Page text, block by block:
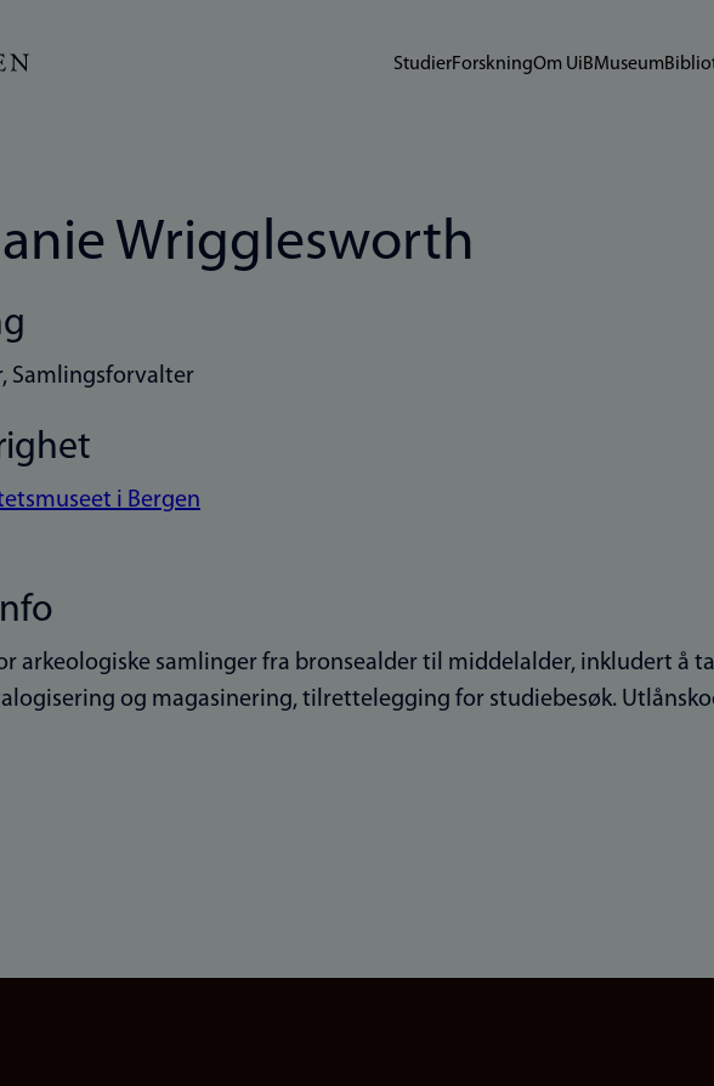
StudierForskningOm UiBMuseum
Wrigglesworth
Samlingsforvalter
i Bergen
arkeologiske samlinger fra bronsealder til middelalder, inkludert å
og magasinering, tilrettelegging for studiebesøk.